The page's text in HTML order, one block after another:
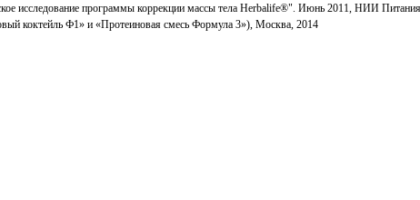
исследование программы коррекции массы тела Herbalife®". Июнь 2011, НИИ
коктейль Ф1» и «Протеиновая смесь Формула 3»), Москва, 2014